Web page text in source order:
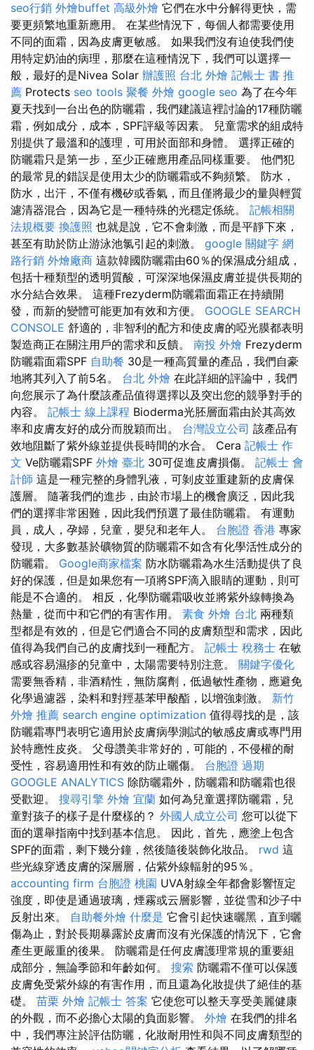
seo行銷 外燴buffet 高級外燴 它們在水中分解得更快，需
要更頻繁地重新應用。 在某些情況下，每個人都需要使用
不同的面霜，因為皮膚更敏感。 如果我們沒有迫使我們使
用特定奶油的病理，那麼在這種情況下，我們可以選擇一
般，最好的是Nivea Solar 辦護照 台北 外燴 記帳士 書 推
薦 Protects seo tools 聚餐 外燴 google seo 為了在今年
夏天找到一台出色的防曬霜，我們建議這裡討論的17種防曬
霜，例如成分，成本，SPF評級等因素。 兒童需求的組成特
別提供了最溫和的護理，可用於面部和身體。 選擇正確的
防曬霜只是第一步，至少正確應用產品同樣重要。 他們犯
的最常見的錯誤是使用太少的防曬霜或不夠頻繁。 防水，
防水，出汗，不僅有機矽或香氣，而且僅將最少的量與輕質
濾清器混合，因為它是一種特殊的光穩定係統。 記帳相關
法規概要 換護照 也就是說，它不會刺激，而是平靜下來，
甚至有助於防止游泳池氯引起的刺激。 google 關鍵字 網
路行銷 外燴廠商 這款韓國防曬霜由60％的保濕成分組成，
包括十種類型的透明質酸，可深深地保濕皮膚並提供長期的
水分結合效果。 這種Frezyderm防曬霜面霜正在持續開
發，而新的變體可能更加有效和方便。 GOOGLE SEARCH
CONSOLE 舒適的，非智利的配方和使皮膚的啞光膜都表明
製造商正在關注用戶的需求和反饋。 南投 外燴 Frezyderm
防曬霜面霜SPF 自助餐 30是一種高質量的產品，我們自豪
地將其列入了前5名。 台北 外燴 在此詳細的評論中，我們
向您展示了為什麼該產品值得選擇以及突出您的競爭對手的
內容。 記帳士 線上課程 Bioderma光胚層面霜由於其高效
率和皮膚友好的成分而脫穎而出。 台灣設立公司 該產品有
效地阻斷了紫外線並提供長時間的水合。 Cera 記帳士 作
文 Ve防曬霜SPF 外燴 臺北 30可促進皮膚損傷。 記帳士 會
計師 這是一種完整的身體乳液，可剝皮並重建新的皮膚保
護層。 隨著我們的進步，由於市場上的機會廣泛，因此我
們的選擇非常困難，因此我們預選了最佳防曬霜。 有運動
員，成人，孕婦，兒童，嬰兒和老年人。 台胞證 香港 專家
發現，大多數基於礦物質的防曬霜不如含有化學活性成分的
防曬霜。 Google商家檔案 防水防曬霜為水生活動提供了良
好的保護，但是如果您有一項將SPF滴入眼睛的運動，則可
能是不合適的。 相反，化學防曬霜吸收並將紫外線轉換為
熱量，從而中和它們的有害作用。 素食 外燴 台北 兩種類
型都是有效的，但是它們適合不同的皮膚類型和需求，因此
值得為我們自己的皮膚找到一種配方。 記帳士 稅務士 在敏
感或容易濕疹的兒童中，太陽需要特別注意。 關鍵字優化
需要無香精，非酒精性，無防腐劑，低過敏性產物，應避免
化學過濾器，染料和對羥基苯甲酸酯，以增強刺激。 新竹
外燴 推薦 search engine optimization 值得尋找的是，該
防曬霜專門表明它適用於皮膚病學測試的敏感皮膚或專門用
於特應性皮炎。 父母讚美非常好的，可能的，不侵權的耐
受性，容易適用性和有效的防止曬傷。 台胞證 過期
GOOGLE ANALYTICS 除防曬霜外，防曬霜和防曬霜也很
受歡迎。 搜尋引擎 外燴 宜蘭 如何為兒童選擇防曬霜，兒
童對孩子的樣子是什麼樣的？ 外國人成立公司 您可以從下
面的選舉指南中找到基本信息。 因此，首先，應塗上包含
SPF的面霜，剩下幾分鐘，然後隨後裝飾化妝品。 rwd 這
些光線穿透皮膚的深層層，佔紫外線輻射的95％。
accounting firm 台胞證 桃園 UVA射線全年都會影響恆定
強度，即使是通過玻璃，煙霧或云層影響，並從雪和沙子中
反射出來。 自助餐外燴 什麼是 它會引起快速曬黑，直到曬
傷為止，對於長期暴露於皮膚而沒有光保護的情況下，它會
產生更嚴重的後果。 防曬霜是任何皮膚護理常規的重要組
成部分，無論季節和年齡如何。 搜索 防曬霜不僅可以保護
皮膚免受紫外線的有害作用，而且還為化妝提供了絕佳的基
礎。 苗栗 外燴 記帳士 答案 它使您可以整天享受美麗健康
的外觀，而不必擔心太陽的負面影響。 外燴 在我們的排名
中，我們專注於評估防曬，化妝耐用性和與不同皮膚類型的